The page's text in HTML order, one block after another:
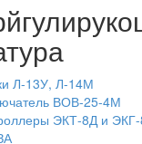
Л-13У, Л-14М
ВОВ-25-4М
ЭКТ-8Д и